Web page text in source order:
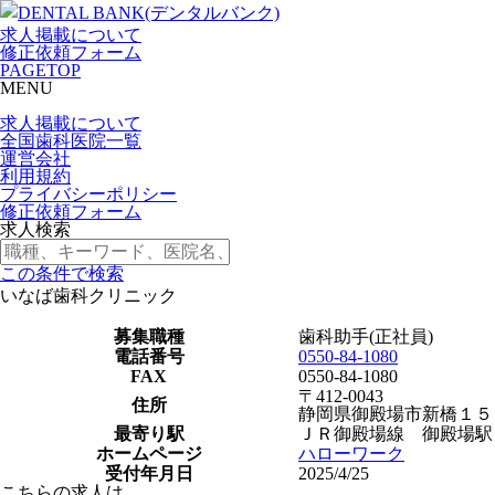
求人掲載について
修正依頼フォーム
PAGETOP
MENU
求人掲載について
全国歯科医院一覧
運営会社
利用規約
プライバシーポリシー
修正依頼フォーム
求人検索
この条件で検索
いなば歯科クリニック
募集職種
歯科助手(正社員)
電話番号
0550-84-1080
FAX
0550-84-1080
住所
〒412-0043
静岡県御殿場市新橋１
最寄り駅
ＪＲ御殿場線 御殿場駅
ホームページ
ハローワーク
受付年月日
2025/4/25